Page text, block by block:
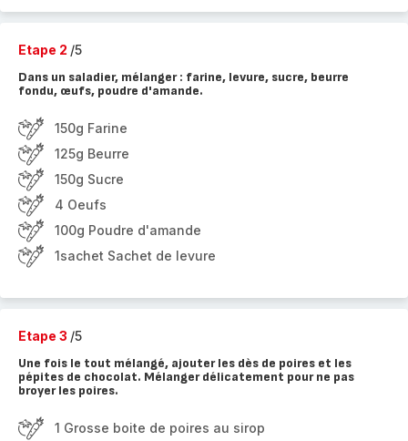
Etape 2 /5
Dans un saladier, mélanger : farine, levure, sucre, beurre
fondu, œufs, poudre d'amande.
150g Farine
125g Beurre
150g Sucre
4 Oeufs
100g Poudre d'amande
1sachet Sachet de levure
Etape 3 /5
Une fois le tout mélangé, ajouter les dès de poires et les
pépites de chocolat. Mélanger délicatement pour ne pas
broyer les poires.
1 Grosse boite de poires au sirop